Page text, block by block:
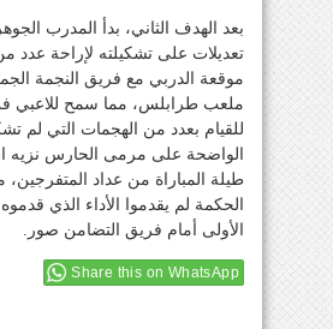
بعد الهدف الثاني، بدأ المدرب
تعديلات على تشكيلته لإراحة عدد
موقعة الدربي مع فريق النجمة
ملعب طرابلس، مما سمح للاعبي
للقيام بعدد من الهجمات التي لم
الواضحة على مرمى الحارس نزيه
طيلة المباراة من عداد المتفرجين،
الحكمة لم يقدموا الأداء الذي
الأولى أمام فريق التضامن صور.
Share this on WhatsApp